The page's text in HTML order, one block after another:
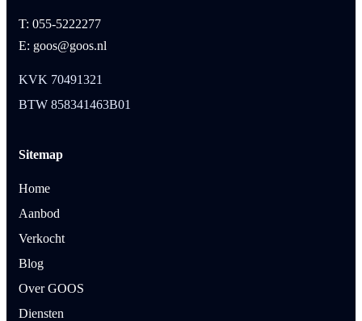
T: 055-5222277
E: goos@goos.nl
KVK 70491321
BTW 858341463B01
Sitemap
Home
Aanbod
Verkocht
Blog
Over GOOS
Diensten